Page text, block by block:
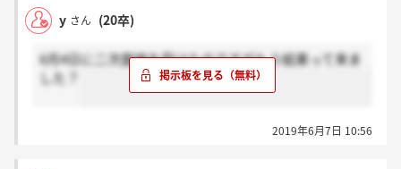
に転落した。
地銀の与信関係費用のうち、不正融資問題で巨額損
失を計上したスルガ銀行の分を除いた場合、費用は４
倍超に跳ね上がる。収支悪化は特殊要因ではなく業界
全体を覆う問題となっており、コンコルディア・フィ
の）劣化が起きている」と警鐘を鳴らす。
貸し倒れ費用の水準は過去と比べなお低いが、景気
y さん (20卒)
6月4日に二次面接を受けたのですがもう結果って来ま
した？
2019年6月7日 10:56